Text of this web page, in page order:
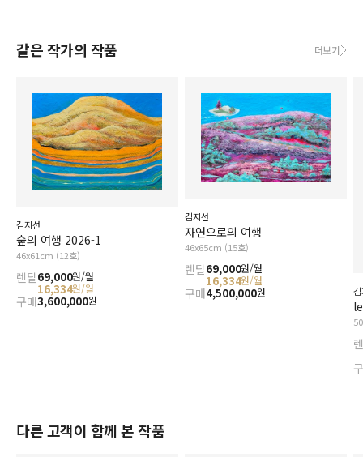
같은 작가의 작품 더보기
김지선
숲의 여행 2026-1
46x61cm (12호)
렌탈69,000원/월
16,334원/월
구매3,600,000원
김지선
자연으로의 여행
46x65cm (15호)
렌탈69,000원/월
16,334원/월
구매4,500,000원
다른 고객이 함께 본 작품